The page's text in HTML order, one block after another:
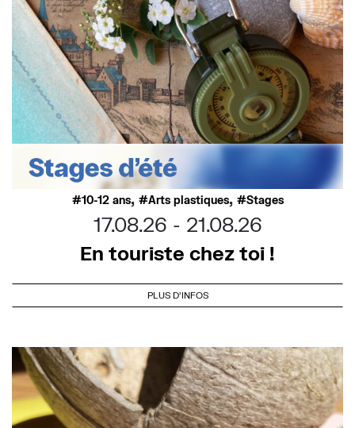
10-12 ans, Arts plastiques, Stages
17.08.26
21.08.26
En touriste chez toi !
PLUS D'INFOS